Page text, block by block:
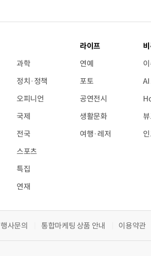
과학
정치·정책
오피니언
국제
전국
스포츠
특집
연재
라이프
연예
포토
공연전시
생활문화
여행·레저
행사문의 통합마케팅 상품 안내 이용약관